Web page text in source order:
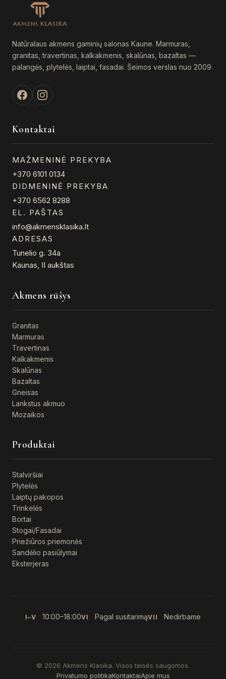
Natūralaus akmens gaminių salonas Kaune. Marmuras,
granitas, travertinas, kalkakmenis, skalūnas, bazaltas —
palangės, plytelės, laiptai, fasadai. Šeimos verslas nuo 2009.
Kontaktai
MAŽMENINĖ PREKYBA
+370 6101 0134
DIDMENINĖ PREKYBA
+370 6562 8288
EL. PAŠTAS
info@akmensklasika.lt
ADRESAS
Tunelio g. 34a
Kaunas, II aukštas
Akmens rūšys
Granitas
Marmuras
Travertinas
Kalkakmenis
Skalūnas
Bazaltas
Gneisas
Lankstus akmuo
Mozaikos
Produktai
Stalviršiai
Plytelės
Laiptų pakopos
Trinkelės
Bortai
Stogai/Fasadai
Priežiūros priemonės
Sandėlio pasiūlymai
Eksterjeras
I–V 10:00–18:00VI Pagal susitarimąVII Nedirbame
© 2026 Akmens Klasika. Visos teisės saugomos.
Privatumo politikaKontaktaiApie mus